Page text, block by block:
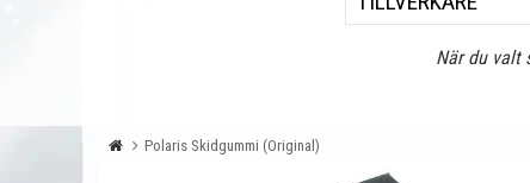
När du valt
Polaris Skidgummi (Original)